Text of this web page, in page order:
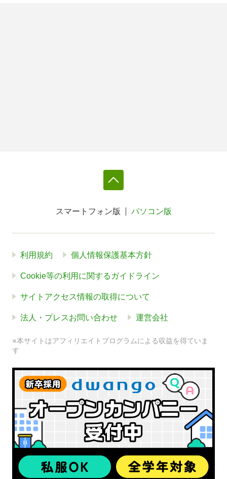
スマートフォン版 パソコン版
利用規約 個人情報保護基本方針
Cookie等の利用に関するガイドライン
サイトアクセス情報の取得について
法人・プレスお問い合わせ 運営会社
※本サイトはアフィリエイトプログラムによる収益を得ていま
す